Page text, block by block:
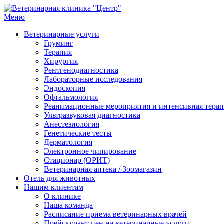
Перейти
к
Меню
Ветеринарные услуги
Груминг
Терапия
Хирургия
Рентгенодиагностика
Лабораторные исследования
Эндоскопия
Офтальмология
Реанимационные мероприятия и интенсивная
Ультразвуковая диагностика
Анестезиология
Генетические тесты
Дерматология
Электронное чипирование
Стационар (ОРИТ)
Ветеринарная аптека / Зоомагазин
Отель для животных
Нашим клиентам
О клинике
Наша команда
Расписание приема ветеринарных врачей